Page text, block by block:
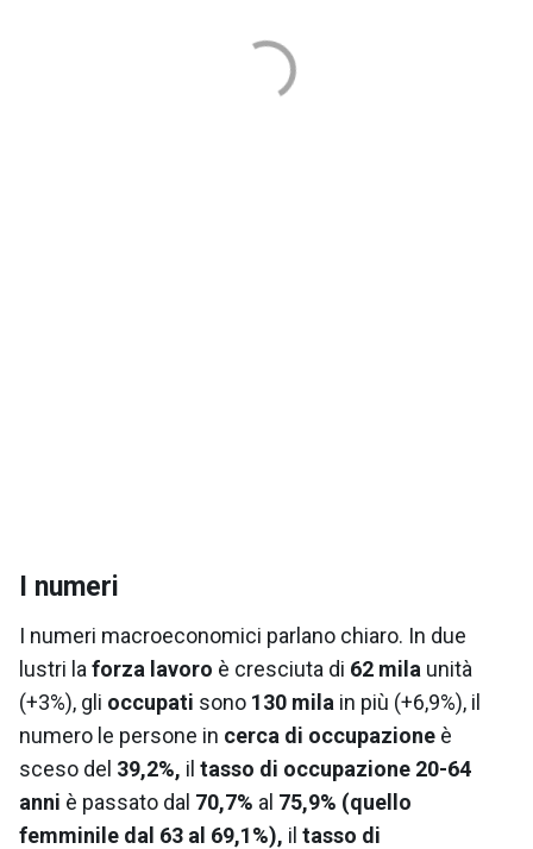
I numeri
I numeri macroeconomici parlano chiaro. In due
lustri la forza lavoro è cresciuta di 62 mila unità
(+3%), gli occupati sono 130 mila in più (+6,9%), il
numero le persone in cerca di occupazione è
sceso del 39,2%, il tasso di occupazione 20-64
anni è passato dal 70,7% al 75,9% (quello
femminile dal 63 al 69,1%), il tasso di